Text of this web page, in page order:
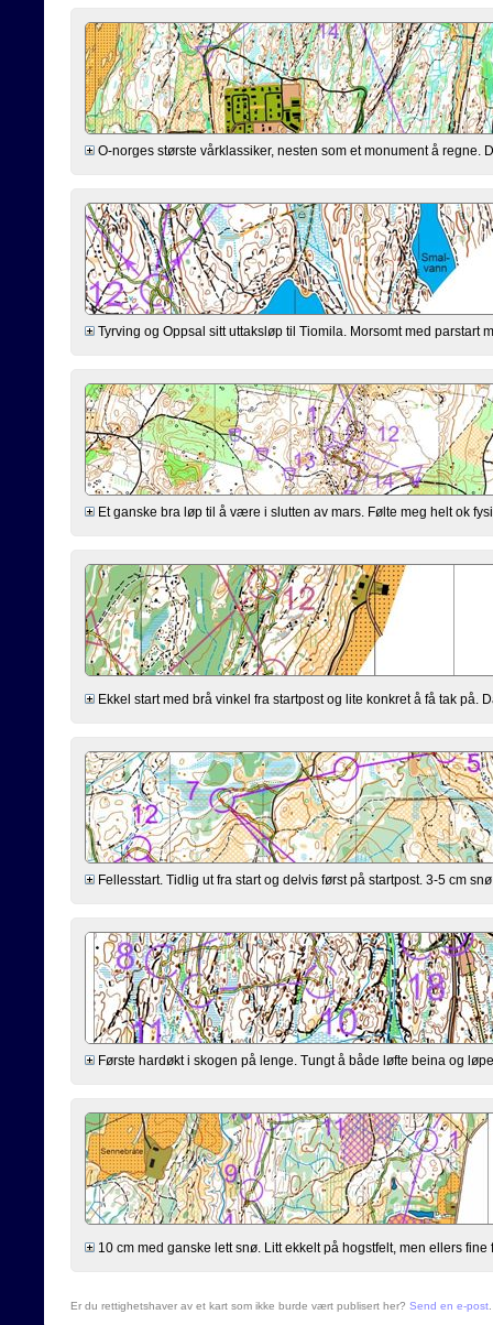
O-norges største vårklassiker, nesten som et monument å
Tyrving og Oppsal sitt uttaksløp til Tiomila. Morsomt med parstart
Et ganske bra løp til å være i slutten av mars. Følte meg helt ok
Ekkel start med brå vinkel fra startpost og lite konkret å få tak på.
Fellesstart. Tidlig ut fra start og delvis først på startpost. 3-5 cm
Første hardøkt i skogen på lenge. Tungt å både løfte beina og
10 cm med ganske lett snø. Litt ekkelt på hogstfelt, men ellers
Er du rettighetshaver av et kart som ikke burde vært publisert her? Send en e-post